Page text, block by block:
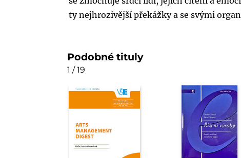
ty nejhrozivější překážky a se svými
Podobné tituly
1 / 19